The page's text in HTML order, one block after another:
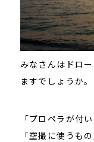
みなさんはドロ
ますでしょうか。
「プロペラが付
「空撮に使うも